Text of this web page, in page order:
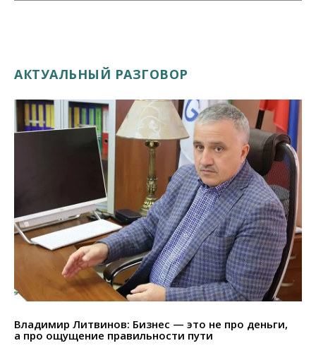
АКТУАЛЬНЫЙ РАЗГОВОР
Владимир Литвинов: Бизнес — это не про деньги,
а про ощущение правильности пути